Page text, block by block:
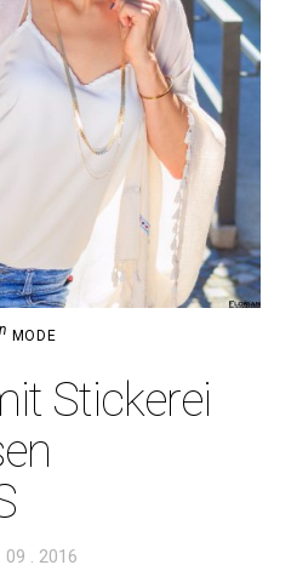
MODE
Sti­ckerei
09 . 2016